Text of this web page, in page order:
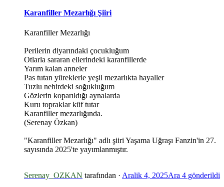
Karanfiller Mezarlığı Şiiri
Karanfiller Mezarlığı
Perilerin diyarındaki çocukluğum
Otlarla sararan ellerindeki karanfillerde
Yarım kalan anneler
Pas tutan yüreklerle yeşil mezarlıkta hayaller
Tuzlu nehirdeki soğukluğum
Gözlerin koparıldığı aynalarda
Kuru topraklar küf tutar
Karanfiller mezarlığında.
(Serenay Özkan)
"Karanfiller Mezarlığı" adlı şiiri Yaşama Uğraşı Fanzin'in 27.
sayısında 2025'te yayımlanmıştır.
Serenay_OZKAN tarafından · Aralik 4, 2025Ara 4 gönderildi